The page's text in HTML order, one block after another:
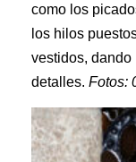
como los
los hilos
vestidos,
detalles. Fotos: